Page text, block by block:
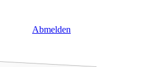
Abmelden